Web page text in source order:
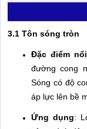
3.1 Tôn sóng tròn
Đặc điểm
đường cong
Sóng có độ
áp lực lên bề
Ứng dụng: